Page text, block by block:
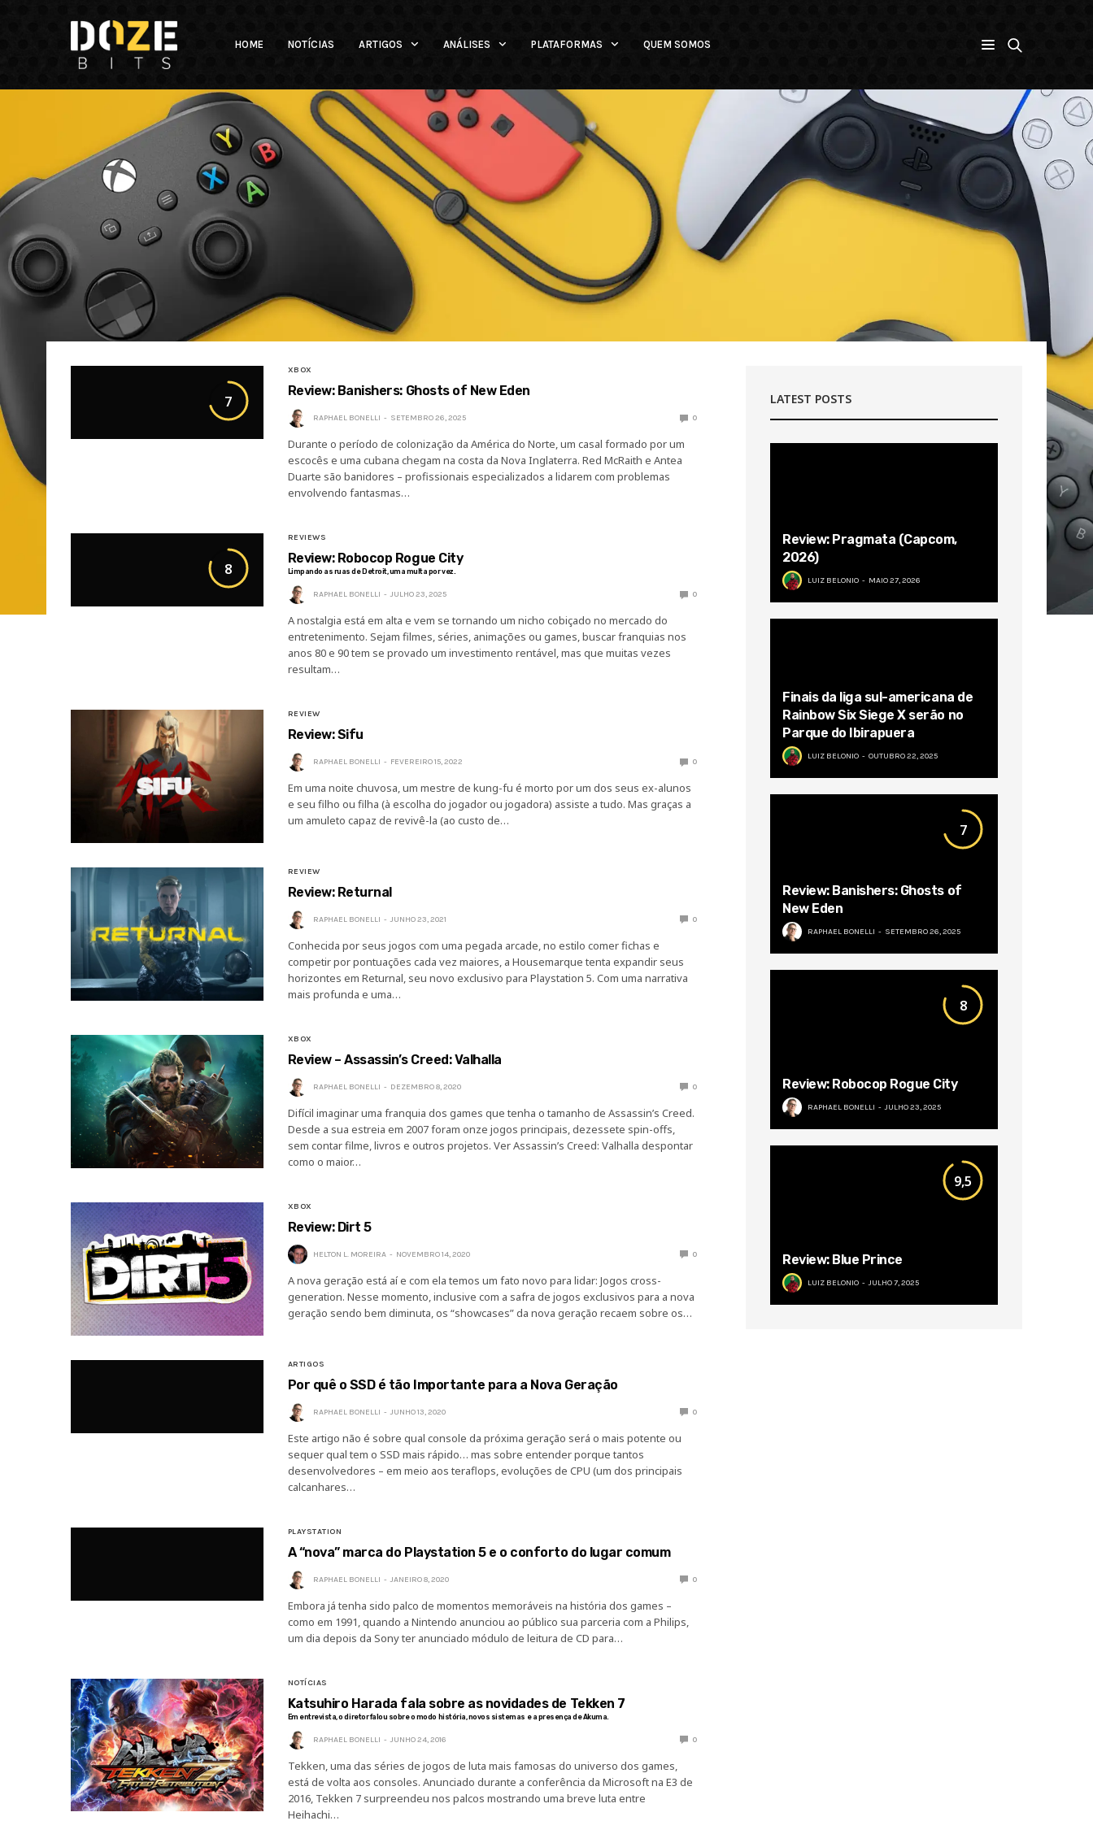
HOME NOTÍCIAS ARTIGOS ANÁLISES PLATAFORMAS QUEM SOMOS
7
XBOX
Review: Banishers: Ghosts of New Eden
RAPHAEL BONELLI SETEMBRO 26, 2025 0
Durante o período de colonização da América do Norte, um casal formado por um
escocês e uma cubana chegam na costa da Nova Inglaterra. Red McRaith e Antea
Duarte são banidores – profissionais especializados a lidarem com problemas
envolvendo fantasmas…
8
REVIEWS
Review: Robocop Rogue City
Limpando as ruas de Detroit, uma multa por vez.
RAPHAEL BONELLI JULHO 23, 2025 0
A nostalgia está em alta e vem se tornando um nicho cobiçado no mercado do
entretenimento. Sejam filmes, séries, animações ou games, buscar franquias nos
anos 80 e 90 tem se provado um investimento rentável, mas que muitas vezes
resultam…
REVIEW
Review: Sifu
RAPHAEL BONELLI FEVEREIRO 15, 2022 0
Em uma noite chuvosa, um mestre de kung-fu é morto por um dos seus ex-alunos
e seu filho ou filha (à escolha do jogador ou jogadora) assiste a tudo. Mas graças a
um amuleto capaz de revivê-la (ao custo de…
REVIEW
Review: Returnal
RAPHAEL BONELLI JUNHO 23, 2021 0
Conhecida por seus jogos com uma pegada arcade, no estilo comer fichas e
competir por pontuações cada vez maiores, a Housemarque tenta expandir seus
horizontes em Returnal, seu novo exclusivo para Playstation 5. Com uma narrativa
mais profunda e uma…
XBOX
Review – Assassin’s Creed: Valhalla
RAPHAEL BONELLI DEZEMBRO 8, 2020 0
Difícil imaginar uma franquia dos games que tenha o tamanho de Assassin’s Creed.
Desde a sua estreia em 2007 foram onze jogos principais, dezessete spin-offs,
sem contar filme, livros e outros projetos. Ver Assassin’s Creed: Valhalla despontar
como o maior…
XBOX
Review: Dirt 5
HELTON L. MOREIRA NOVEMBRO 14, 2020 0
A nova geração está aí e com ela temos um fato novo para lidar: Jogos cross-
generation. Nesse momento, inclusive com a safra de jogos exclusivos para a nova
geração sendo bem diminuta, os “showcases” da nova geração recaem sobre os…
ARTIGOS
Por quê o SSD é tão Importante para a Nova Geração
RAPHAEL BONELLI JUNHO 13, 2020 0
Este artigo não é sobre qual console da próxima geração será o mais potente ou
sequer qual tem o SSD mais rápido… mas sobre entender porque tantos
desenvolvedores – em meio aos teraflops, evoluções de CPU (um dos principais
calcanhares…
PLAYSTATION
A “nova” marca do Playstation 5 e o conforto do lugar comum
RAPHAEL BONELLI JANEIRO 8, 2020 0
Embora já tenha sido palco de momentos memoráveis na história dos games –
como em 1991, quando a Nintendo anunciou ao público sua parceria com a Philips,
um dia depois da Sony ter anunciado módulo de leitura de CD para…
NOTÍCIAS
Katsuhiro Harada fala sobre as novidades de Tekken 7
Em entrevista, o diretor falou sobre o modo história, novos sistemas e a presença de Akuma.
RAPHAEL BONELLI JUNHO 24, 2016 0
Tekken, uma das séries de jogos de luta mais famosas do universo dos games,
está de volta aos consoles. Anunciado durante a conferência da Microsoft na E3 de
2016, Tekken 7 surpreendeu nos palcos mostrando uma breve luta entre
Heihachi…
LATEST POSTS
Review: Pragmata (Capcom,
2026)
LUIZ BELONIO MAIO 27, 2026
Finais da liga sul-americana de
Rainbow Six Siege X serão no
Parque do Ibirapuera
LUIZ BELONIO OUTUBRO 22, 2025
7
Review: Banishers: Ghosts of
New Eden
RAPHAEL BONELLI SETEMBRO 26, 2025
8
Review: Robocop Rogue City
RAPHAEL BONELLI JULHO 23, 2025
9,5
Review: Blue Prince
LUIZ BELONIO JULHO 7, 2025